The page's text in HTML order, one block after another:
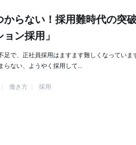
からない！採用難時代の突
ョン採用」
足で、正社員採用はますます難しくなっていま
らない、ようやく採用して...
働き方
採用